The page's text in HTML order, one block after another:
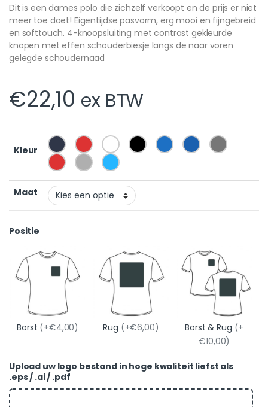
Dit is een dames polo die zichzelf verkoopt en de prijs er niet
meer toe doet! Eigentijdse pasvorm, erg mooi en fijngebreid
en softtouch. 4-knoopsluiting met contrast gekleurde
knopen met effen schouderbiesje langs de naar voren
gelegde schoudernaad
€22,10 ex BTW
Kleur
Maat
Positie
Borst (+€4,00) Rug (+€6,00) Borst & Rug (+
€10,00)
Upload uw logo bestand in hoge kwaliteit liefst als
.eps / .ai / .pdf